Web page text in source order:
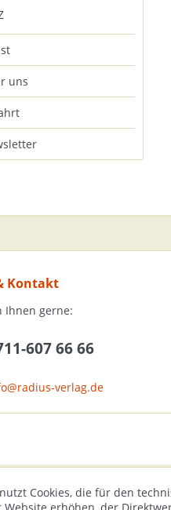
uns
Kontakt
Ihnen gerne:
607 66 66
verlag.de
Cookies, die für den